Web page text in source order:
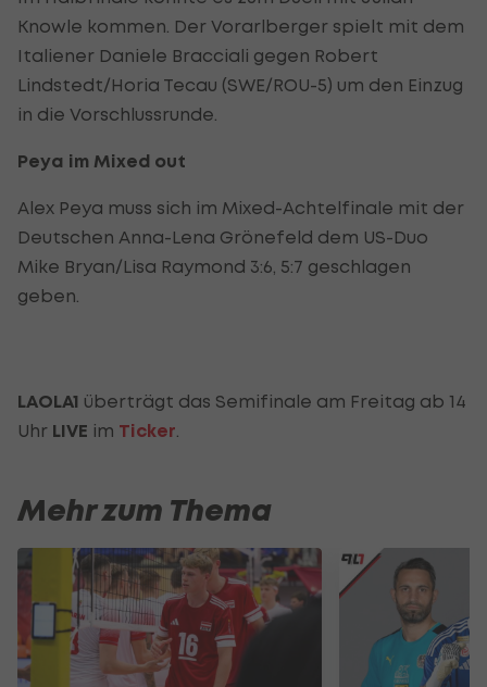
Knowle kommen. Der Vorarlberger spielt mit dem
Italiener Daniele Bracciali gegen Robert
Lindstedt/Horia Tecau (SWE/ROU-5) um den Einzug
in die Vorschlussrunde.
Peya im Mixed out
Alex Peya muss sich im Mixed-Achtelfinale mit der
Deutschen Anna-Lena Grönefeld dem US-Duo
Mike Bryan/Lisa Raymond 3:6, 5:7 geschlagen
geben.
LAOLA1 überträgt das Semifinale am Freitag ab 14
Uhr LIVE im Ticker
Mehr zum Thema